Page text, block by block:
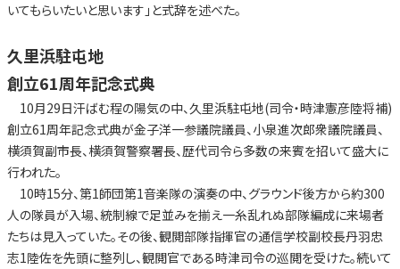
いてもらいたいと思います」と式辞を述べた。
久里浜駐屯地
創立61周年記念式典
10月29日汗ばむ程の陽気の中、久里浜駐屯地(司令・時津憲彦陸将補)
創立61周年記念式典が金子洋一参議院議員、小泉進次郎衆議院議員、
横須賀副市長、横須賀警察署長、歴代司令ら多数の来賓を招いて盛大に
行われた。
10時15分、第1師団第1音楽隊の演奏の中、グラウンド後方から約300
人の隊員が入場、統制線で足並みを揃え一糸乱れぬ部隊編成に来場者
たちは見入っていた。その後、観閲部隊指揮官の通信学校副校長丹羽忠
志1陸佐を先頭に整列し、観閲官である時津司令の巡閲を受けた。続いて